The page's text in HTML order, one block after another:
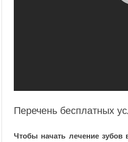
Перечень бесплатных
Чтобы начать лечение зубов